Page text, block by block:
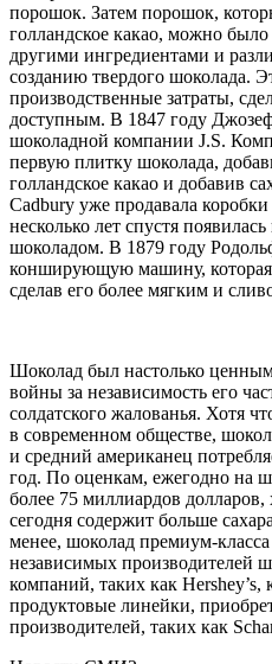
порошок. Затем порошок,
голландское какао, можно
другими ингредиентами и
созданию твердого шоколада.
производственные затраты,
доступным. В 1847 году
шоколадной компании J.S.
первую плитку шоколада,
голландское какао и добавив
Cadbury уже продавала
несколько лет спустя
шоколадом. В 1879 году
конширующую машину, которая
сделав его более мягким и
Шоколад был настолько
войны за независимость его
солдатского жалованья. Хотя
в современном обществе,
и средний американец
год. По оценкам, ежегодно на
более 75 миллиардов долларов,
сегодня содержит больше
менее, шоколад премиум-
независимых производителей
компаний, таких как
продуктовые линейки,
производителей, таких как